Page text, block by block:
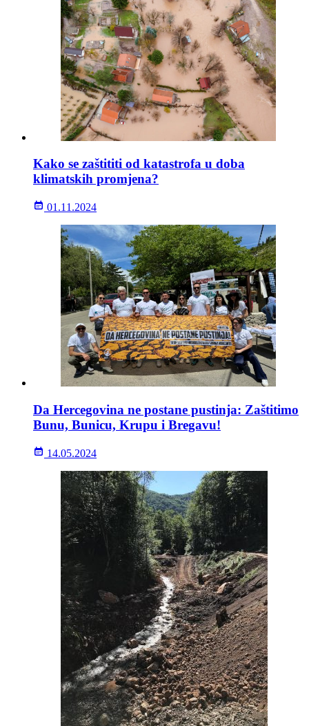
Kako se zaštititi od katastrofa u doba
klimatskih promjena?
01.11.2024
Da Hercegovina ne postane pustinja: Zaštitimo
Bunu, Bunicu, Krupu i Bregavu!
14.05.2024